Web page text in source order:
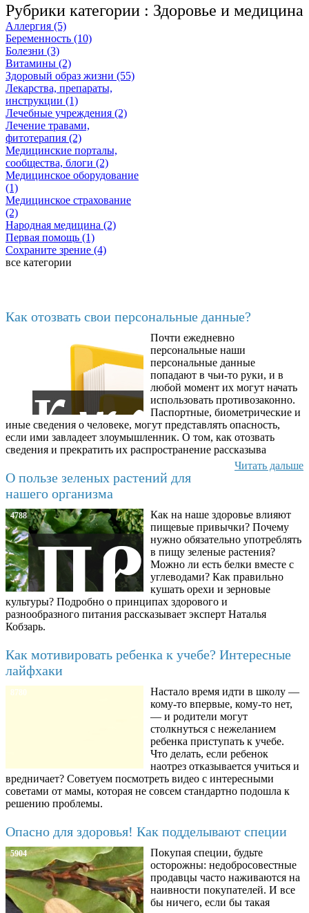
Рубрики категории : Здоровье и медицина
Аллергия (5)
Беременность (10)
Болезни (3)
Витамины (2)
Здоровый образ жизни (55)
Лекарства, препараты,
инструкции (1)
Лечебные учреждения (2)
Лечение травами,
фитотерапия (2)
Медицинские порталы,
сообщества, блоги (2)
Медицинское оборудование
(1)
Медицинское страхование
(2)
Народная медицина (2)
Первая помощь (1)
Сохраните зрение (4)
все категории
Как отозвать свои персональные данные?
Почти ежедневно
персональные наши
персональные данные
попадают в чьи-то руки, и в
любой момент их могут начать
использовать противозаконно.
Паспортные, биометрические и
иные сведения о человеке, могут представлять опасность,
если ими завладеет злоумышленник. О том, как отозвать
сведения и прекратить их распространение рассказыва
Читать дальше
О пользе зеленых растений для
нашего организма
4788
Как на наше здоровье влияют
пищевые привычки? Почему
нужно обязательно употреблять
в пищу зеленые растения?
Можно ли есть белки вместе с
углеводами? Как правильно
кушать орехи и зерновые
культуры? Подробно о принципах здорового и
разнообразного питания рассказывает эксперт Наталья
Кобзарь.
Как мотивировать ребенка к учебе? Интересные
лайфхаки
8780
Настало время идти в школу —
кому-то впервые, кому-то нет,
— и родители могут
столкнуться с нежеланием
ребенка приступать к учебе.
Что делать, если ребенок
наотрез отказывается учиться и
вредничает? Советуем посмотреть видео с интересными
советами от мамы, которая не совсем стандартно подошла к
решению проблемы.
Опасно для здоровья! Как подделывают специи
5904
Покупая специи, будьте
осторожны: недобросовестные
продавцы часто наживаются на
наивности покупателей. И все
бы ничего, если бы такая